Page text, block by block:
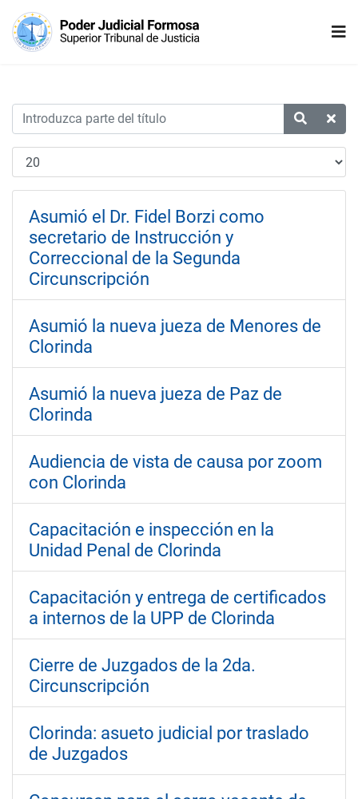
Asumió el Dr. Fidel Borzi como
secretario de Instrucción y
Correccional de la Segunda
Circunscripción
Asumió la nueva jueza de Menores de
Clorinda
Asumió la nueva jueza de Paz de
Clorinda
Audiencia de vista de causa por zoom
con Clorinda
Capacitación e inspección en la
Unidad Penal de Clorinda
Capacitación y entrega de certificados
a internos de la UPP de Clorinda
Cierre de Juzgados de la 2da.
Circunscripción
Clorinda: asueto judicial por traslado
de Juzgados